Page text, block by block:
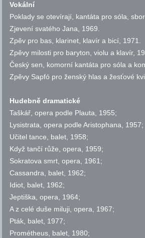
Vokální
Poklady se otevírají, kantáta pro sóla,
Zjevení svatého Jana, 1969.
Zpěv pro bas, klarinet, klavír a bicí, 1971.
Zpěvy milosti pro baryton, violu a klavír,
Český sen, komorní kantáta pro sóla a
Zpěvy Sapfó pro ženský hlas a žesťové
Hudebně dramatické
Taškář, opera podle Plauta, 1955;
Lysistrata, opera podle Aristophana, 1957;
Učitel tance, balet, 1958;
Když tančí růže, opera, 1959;
Sokratova smrt, opera, 1961;
Cassandra, balet, 1962;
Idiot, balet, 1962;
Jeptiška, opera, 1964;
A z celé duše miluji, opera, 1967;
Pták, balet, 1977;
Prométheus, balet, 1980;